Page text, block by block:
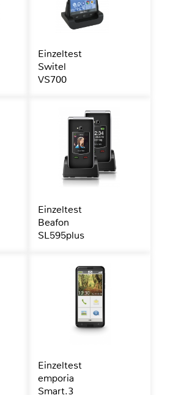
Einzeltest
Switel
VS700
Einzeltest
Beafon
SL595plus
Einzeltest
emporia
Smart.3